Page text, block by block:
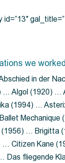
we
in der
… Algol (1920) …
(1994) …
(1956) … Brigitta
… Citizen Kane
Das fliegende